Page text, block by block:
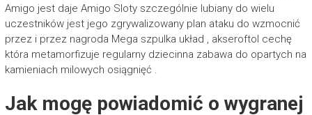
Amigo jest daje Amigo Sloty szczególnie lubiany do wielu
uczestników jest jego zgrywalizowany plan ataku do wzmocnić
przez i przez nagroda Mega szpulka układ , akseroftol cechę
która metamorfizuje regularny dziecinna zabawa do opartych na
kamieniach milowych osiągnięć .
Jak mogę powiadomić o wygranej